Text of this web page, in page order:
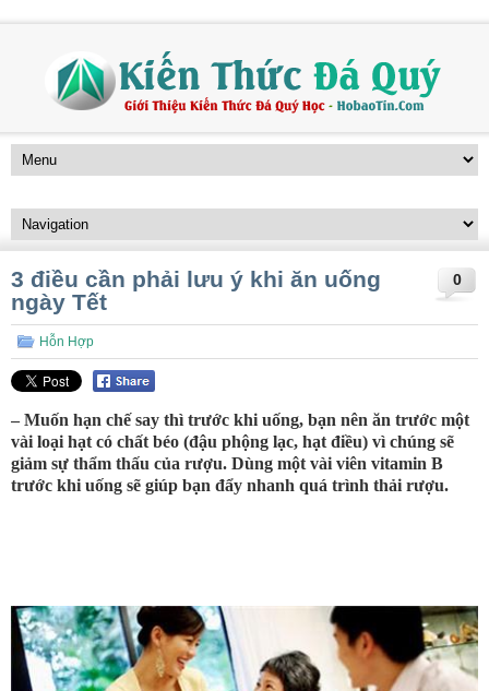
0
3 điều cần phải lưu ý khi ăn uống
ngày Tết
Hỗn Hợp
– Muốn hạn chế say thì trước khi uống, bạn nên ăn trước một
vài loại hạt có chất béo (đậu phộng lạc, hạt điều) vì chúng sẽ
giảm sự thẩm thấu của rượu. Dùng một vài viên vitamin B
trước khi uống sẽ giúp bạn đẩy nhanh quá trình thải rượu.